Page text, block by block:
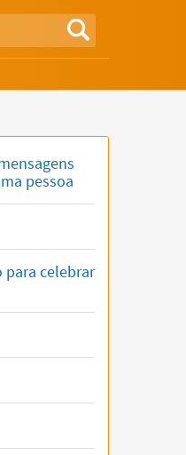
pessoa
para celebrar